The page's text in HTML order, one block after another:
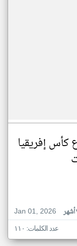
إفريقيا
Jan 01, 2026
عدد الكلمات: ١١٠